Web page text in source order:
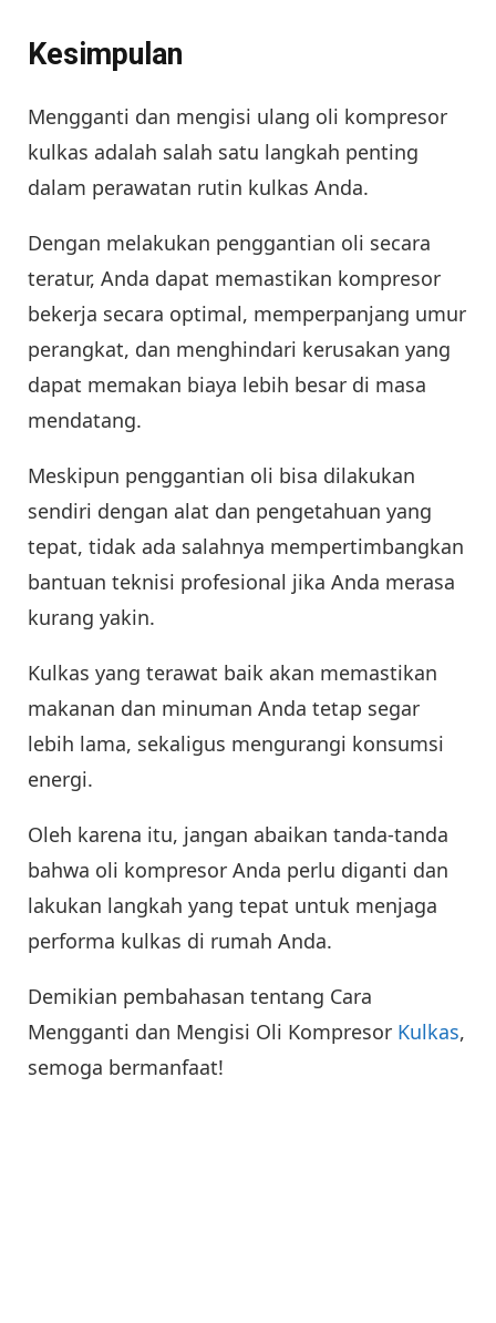
Kesimpulan
Mengganti dan mengisi ulang oli kompresor
kulkas adalah salah satu langkah penting
dalam perawatan rutin kulkas Anda.
Dengan melakukan penggantian oli secara
teratur, Anda dapat memastikan kompresor
bekerja secara optimal, memperpanjang umur
perangkat, dan menghindari kerusakan yang
dapat memakan biaya lebih besar di masa
mendatang.
Meskipun penggantian oli bisa dilakukan
sendiri dengan alat dan pengetahuan yang
tepat, tidak ada salahnya mempertimbangkan
bantuan teknisi profesional jika Anda merasa
kurang yakin.
Kulkas yang terawat baik akan memastikan
makanan dan minuman Anda tetap segar
lebih lama, sekaligus mengurangi konsumsi
energi.
Oleh karena itu, jangan abaikan tanda-tanda
bahwa oli kompresor Anda perlu diganti dan
lakukan langkah yang tepat untuk menjaga
performa kulkas di rumah Anda.
Demikian pembahasan tentang Cara
Mengganti dan Mengisi Oli Kompresor Kulkas,
semoga bermanfaat!